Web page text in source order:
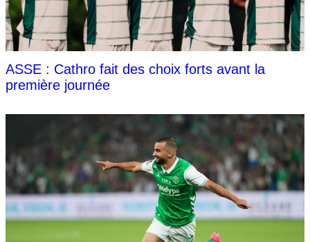
ASSE : Cathro fait des choix forts avant la
première journée